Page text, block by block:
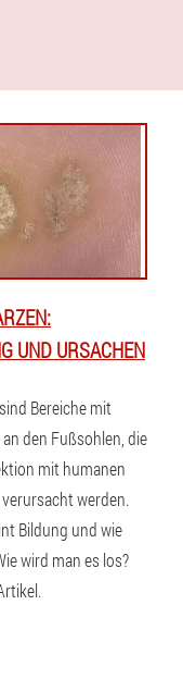
UND URSACHEN
Bereiche mit
den Fußsohlen, die
mit humanen
werden.
Bildung und wie
wird man es los?